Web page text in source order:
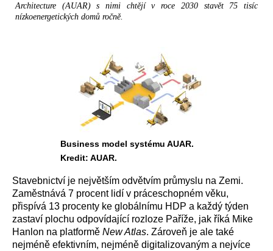
Architecture (AUAR) s nimi chtějí v roce 2030 stavět 75 tisíc
nízkoenergetických domů ročně.
Business model systému AUAR.
Kredit: AUAR.
Stavebnictví je největším odvětvím průmyslu na Zemi.
Zaměstnává 7 procent lidí v práceschopném věku,
přispívá 13 procenty ke globálnímu HDP a každý týden
zastaví plochu odpovídající rozloze Paříže, jak říká Mike
Hanlon na platformě New Atlas. Zároveň je ale také
nejméně efektivním, nejméně digitalizovaným a nejvíce